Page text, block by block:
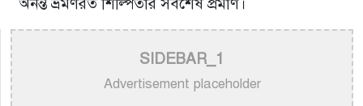
SIDEBAR_1
Advertisement placeholder